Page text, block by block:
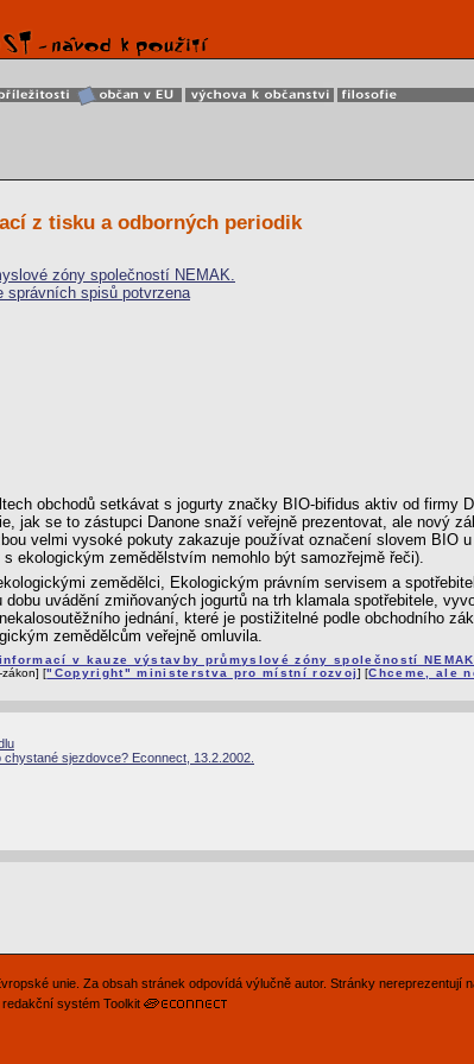
z tisku a odborných periodik
zóny společností NEMAK.
správních spisů potvrzena
obchodů setkávat s jogurty značky BIO-bifidus aktiv od
jak se to zástupci Danone snaží veřejně prezentovat, ale nový
velmi vysoké pokuty zakazuje používat označení slovem BIO
ekologickým zemědělstvím nemohlo být samozřejmě řeči).
zemědělci, Ekologickým právním servisem a
uvádění zmiňovaných jogurtů na trh klamala spotřebitele,
jednání, které je postižitelné podle obchodního
zemědělcům veřejně omluvila.
v kauze výstavby průmyslové zóny společností
zákon] ["Copyright" ministerstva pro místní rozvoj] [Chceme, ale
sjezdovce? Econnect, 13.2.2002.
unie. Za obsah stránek odpovídá výlučně autor. Stránky
redakční systém Toolkit